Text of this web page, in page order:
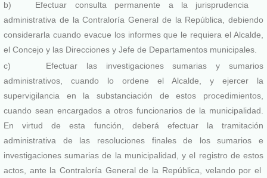
b) Efectuar consulta permanente a la jurisprudencia
administrativa de la Contraloría General de la República, debiendo
considerarla cuando evacue los informes que le requiera el Alcalde,
el Concejo y las Direcciones y Jefe de Departamentos municipales.
c) Efectuar las investigaciones sumarias y sumarios
administrativos, cuando lo ordene el Alcalde, y ejercer la
supervigilancia en la substanciación de estos procedimientos,
cuando sean encargados a otros funcionarios de la municipalidad.
En virtud de esta función, deberá efectuar la tramitación
administrativa de las resoluciones finales de los sumarios e
investigaciones sumarias de la municipalidad, y el registro de estos
actos, ante la Contraloría General de la República, velando por el